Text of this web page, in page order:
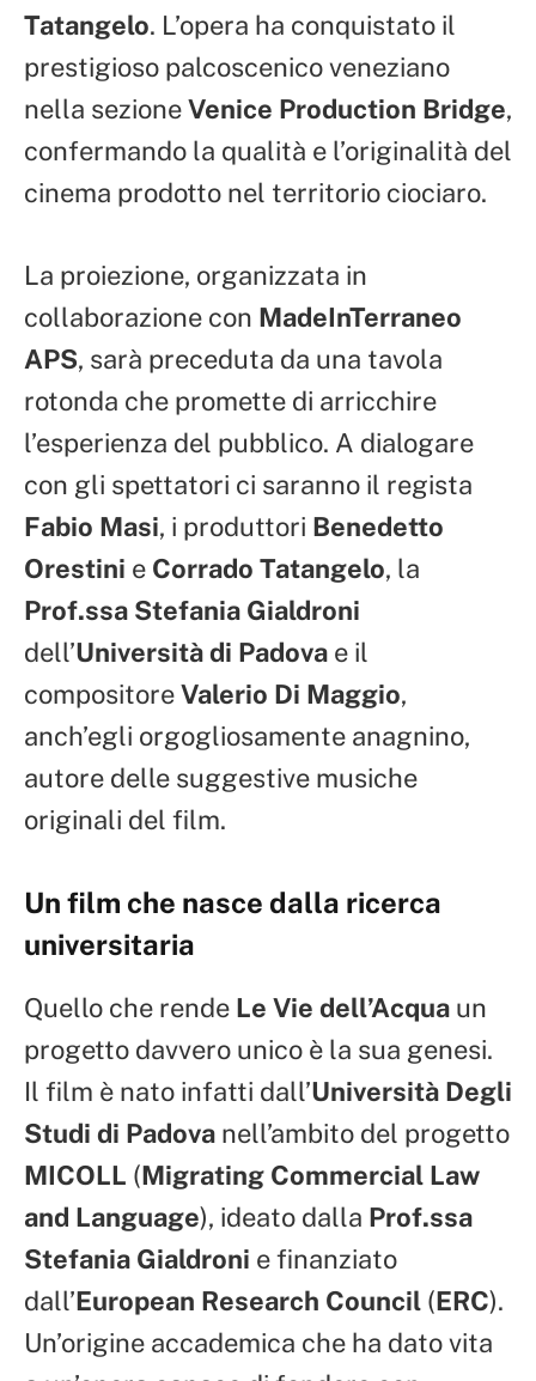
Tatangelo. L’opera ha conquistato il
prestigioso palcoscenico veneziano
nella sezioneVenice Production Bridge,
confermando la qualità e l’originalità del
cinema prodotto nel territorio ciociaro.
La proiezione, organizzata in
collaborazione con MadeInTerraneo
APS, sarà preceduta da una tavola
rotonda che promette di arricchire
l’esperienza del pubblico. A dialogare
con gli spettatori ci saranno il regista
Fabio Masi, i produttori Benedetto
Orestini e Corrado Tatangelo, la
Prof.ssa Stefania Gialdroni
dell’Università di Padova e il
compositoreValerio Di Maggio,
anch’egli orgogliosamente anagnino,
autore delle suggestive musiche
originali del film.
Un film che nasce dalla ricerca
universitaria
Quello che rende Le Vie dell’Acqua un
progetto davvero unico è la sua genesi.
Il film è nato infatti dall’Università Degli
Studi di Padova nell’ambito del progetto
MICOLL (Migrating Commercial Law
and Language), ideato dalla Prof.ssa
Stefania Gialdroni e finanziato
dall’European Research Council (ERC).
Un’origine accademica che ha dato vita